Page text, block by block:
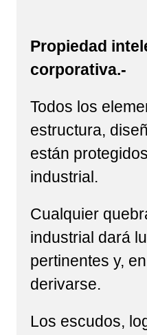
Propiedad
corporativa.-
Todos los
estructura,
están
industrial.
Cualquier
industrial dará
pertinentes y,
derivarse.
Los escudos,